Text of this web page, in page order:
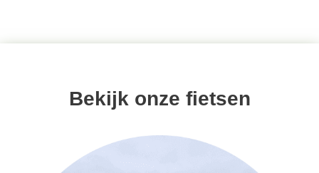
Bekijk onze fietsen